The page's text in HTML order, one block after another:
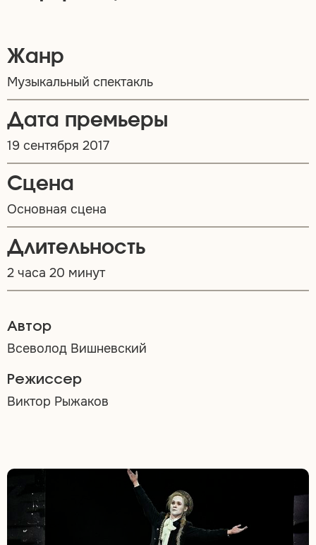
Жанр
Музыкальный спектакль
Дата премьеры
19 сентября 2017
Сцена
Основная сцена
Длительность
2 часа 20 минут
Автор
Всеволод Вишневский
Режиссер
Виктор Рыжаков